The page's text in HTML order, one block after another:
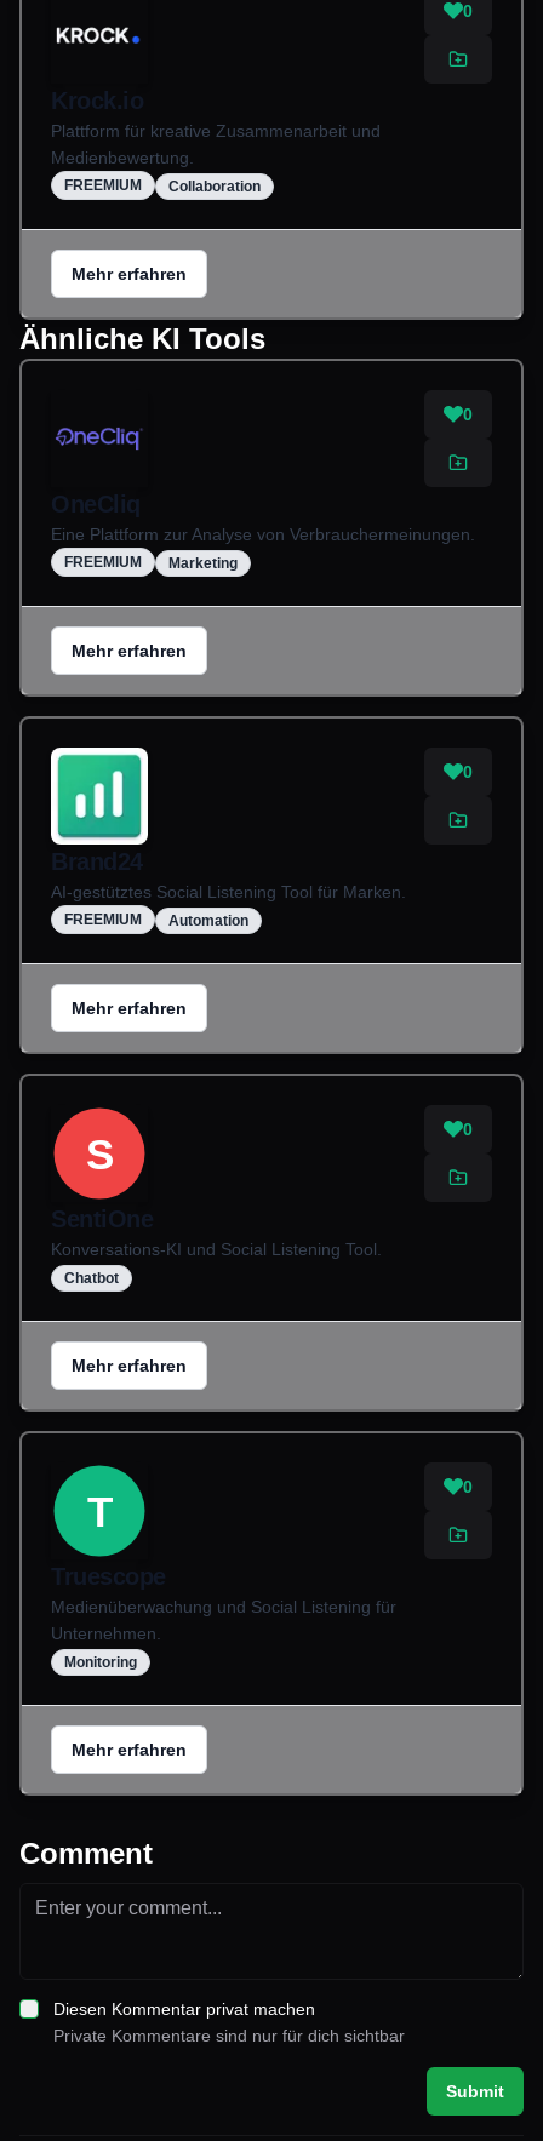
0
Krock.io
Plattform für kreative Zusammenarbeit und
Medienbewertung.
FREEMIUM Collaboration
Mehr erfahren
Ähnliche KI Tools
0
OneCliq
Eine Plattform zur Analyse von Verbrauchermeinungen.
FREEMIUM Marketing
Mehr erfahren
0
Brand24
AI-gestütztes Social Listening Tool für Marken.
FREEMIUM Automation
Mehr erfahren
S
0
SentiOne
Konversations-KI und Social Listening Tool.
Chatbot
Mehr erfahren
T
0
Truescope
Medienüberwachung und Social Listening für
Unternehmen.
Monitoring
Mehr erfahren
Comment
Diesen Kommentar privat machen
Private Kommentare sind nur für dich sichtbar
Submit